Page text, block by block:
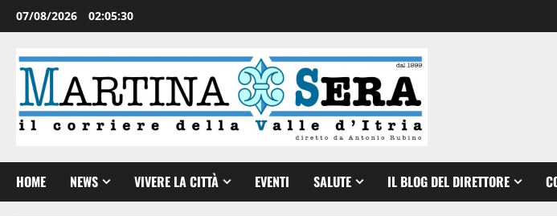
07/08/2026 02:05:30
HOME NEWS VIVERE LA CITTÀ EVENTI SALUTE IL BLOG DEL DIRETTORE